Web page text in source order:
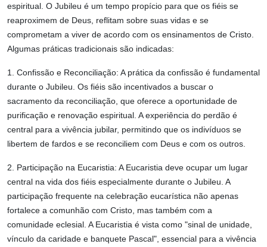
espiritual. O Jubileu é um tempo propício para que os fiéis se
reaproximem de Deus, reflitam sobre suas vidas e se
comprometam a viver de acordo com os ensinamentos de Cristo.
Algumas práticas tradicionais são indicadas:
1. Confissão e Reconciliação: A prática da confissão é fundamental
durante o Jubileu. Os fiéis são incentivados a buscar o
sacramento da reconciliação, que oferece a oportunidade de
purificação e renovação espiritual. A experiência do perdão é
central para a vivência jubilar, permitindo que os indivíduos se
libertem de fardos e se reconciliem com Deus e com os outros.
2. Participação na Eucaristia: A Eucaristia deve ocupar um lugar
central na vida dos fiéis especialmente durante o Jubileu. A
participação frequente na celebração eucarística não apenas
fortalece a comunhão com Cristo, mas também com a
comunidade eclesial. A Eucaristia é vista como "sinal de unidade,
vínculo da caridade e banquete Pascal", essencial para a vivência